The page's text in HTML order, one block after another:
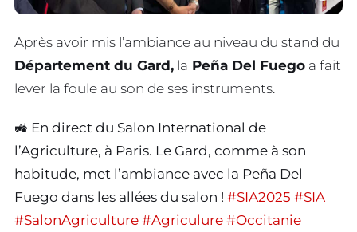
Après avoir mis l’ambiance au niveau du stand du
Département du Gard, la Peña Del Fuego a fait
lever la foule au son de ses instruments.
🚜 En direct du Salon International de
l’Agriculture, à Paris. Le Gard, comme à son
habitude, met l’ambiance avec la Peña Del
Fuego dans les allées du salon ! #SIA2025 #SIA
#SalonAgriculture #Agriculure #Occitanie